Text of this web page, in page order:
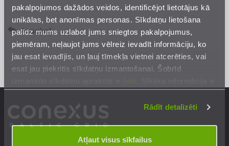
pakalpojumos dažādos veidos, identificējot lietotājus kā
unikālas, bet anonīmas personas. Sīkdatņu lietošana
palīdz mums uzlabot jums sniegtos pakalpojumus,
piemēram, neļaujot jums vēlreiz ievadīt informāciju, ko
jau esat ievadījis, un ļauj tīmekļa vietnei atcerēties, vai
esat jau piekritis sīkdatņu izmantošanai. Šobrīd
mūsuPrivātuma atrunā.
Rādīt detalizēti
Atļaut visus sīkfailus
Atpakaļ